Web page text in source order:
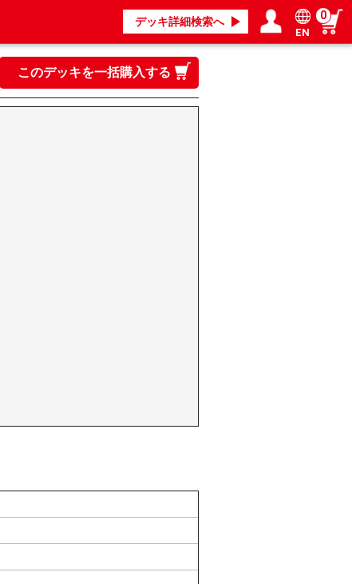
デッキ詳細検索へ
ログイン／会員登録
マイページ
EN
0
このデッキを一括購入する